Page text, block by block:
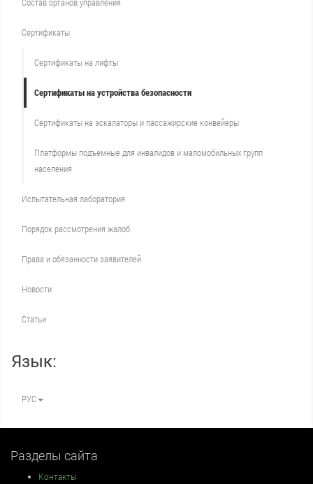
Сертификаты
Сертификаты на лифты
Сертификаты на устройства безопасности
Сертификаты на эскалаторы и пассажирские конвейеры
Платформы подъемные для инвалидов и маломобильных групп
населения
Испытательная лаборатория
Порядок рассмотрения жалоб
Права и обязанности заявителей
Новости
Статьи
Язык:
РУС
Разделы сайта
Контакты